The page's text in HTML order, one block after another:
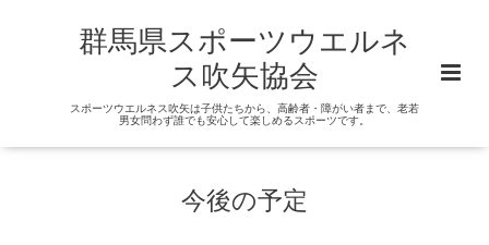
群馬県スポーツウエルネ
ス吹矢協会
スポーツウエルネス吹矢は子供たちから、高齢者・障がい者まで、老若
男女問わず誰でも安心して楽しめるスポーツです。
今後の予定